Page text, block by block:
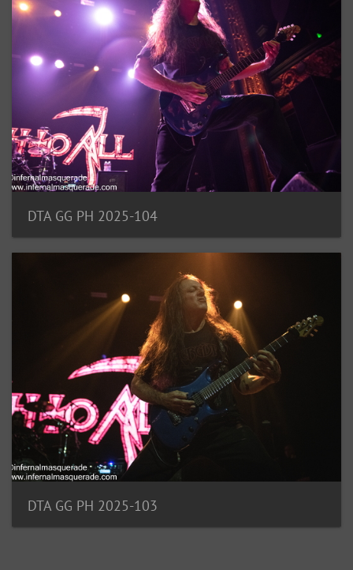
DTA GG PH 2025-104
DTA GG PH 2025-103